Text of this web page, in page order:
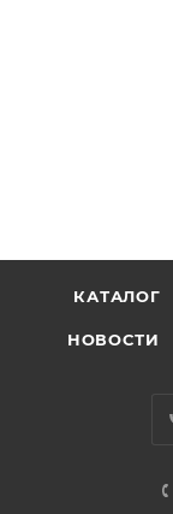
КАТАЛОГ
НОВОСТИ